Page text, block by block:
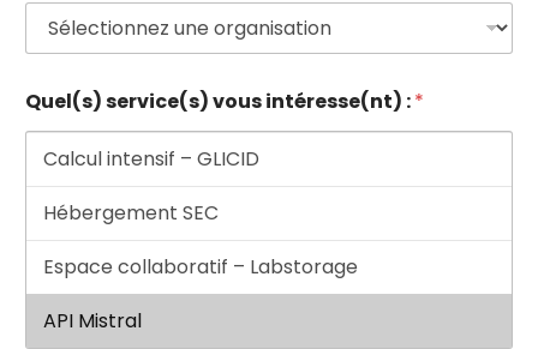
Quel(s) service(s) vous intéresse(nt) :*